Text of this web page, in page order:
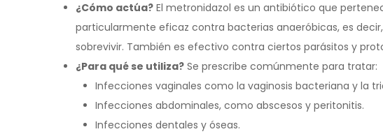
¿Cómo actúa? El metronidazol es un antibiótico que
particularmente eficaz contra bacterias anaeróbicas, es
sobrevivir. También es efectivo contra ciertos parásitos y
¿Para qué se utiliza? Se prescribe comúnmente para tratar:
Infecciones vaginales como la vaginosis bacteriana y la
Infecciones abdominales, como abscesos y peritonitis.
Infecciones dentales y óseas.